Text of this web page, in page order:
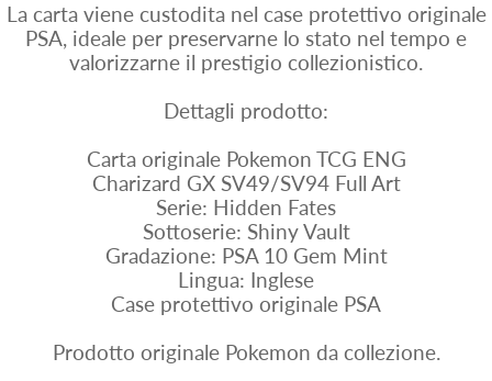
La carta viene custodita nel case protettivo originale
PSA, ideale per preservarne lo stato nel tempo e
valorizzarne il prestigio collezionistico.
Dettagli prodotto:
Carta originale Pokemon TCG ENG
Charizard GX SV49/SV94 Full Art
Serie: Hidden Fates
Sottoserie: Shiny Vault
Gradazione: PSA 10 Gem Mint
Lingua: Inglese
Case protettivo originale PSA
Prodotto originale Pokemon da collezione.